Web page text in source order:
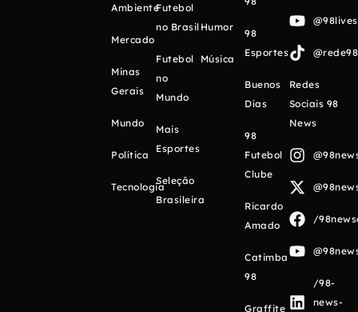
Ambiente
Mercado
Minas
Gerais
Mundo
Política
Tecnologia
Futebol
no Brasil
Futebol
no
Mundo
Mais
Esportes
Seleção
Brasileira
Humor
Música
98
Esportes
Buenos
Días
98
Futebol
Clube
Ricardo
Amado
Catimba
98
Graffite
Redes
Sociais 98
News
/
/98-
news-